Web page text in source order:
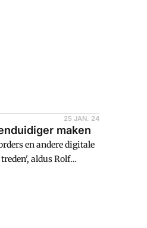
25 JAN. 24
maken
en andere digitale
aldus Rolf